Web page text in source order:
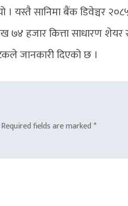
यस्तै सानिमा बैंक डिवेञ्चर
७४ हजार कित्ता साधारण
जानकारी दिएको छ ।
Required fields are marked *